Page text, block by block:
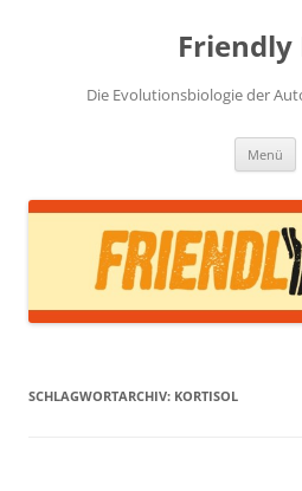
Friendly
Die Evolutionsbiologie der
Menü
SCHLAGWORTARCHIV: KORTISOL